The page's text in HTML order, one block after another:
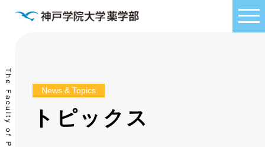
News & Topics
トピックス